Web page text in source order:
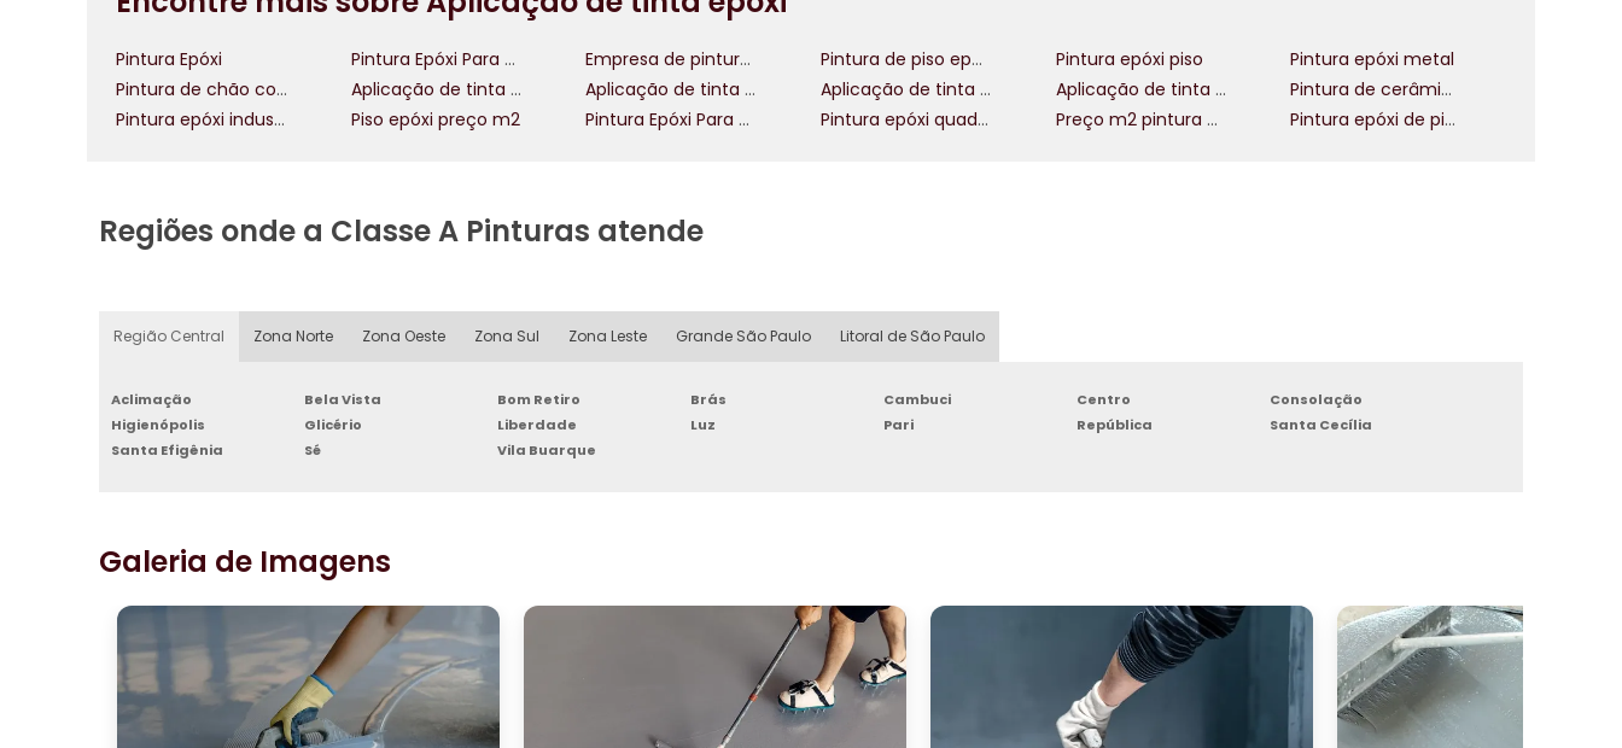
Pintura Epóxi Pintura Epóxi Para Pisos Empresa de pintura epóxi Pintura de piso epóxi Pintura epóxi piso
Pintura epóxi metal
Pintura de chão com tinta epóxi
Aplicação de tinta epóxi Aplicação de tinta epóxi em azulejos Aplicação de tinta epóxi em pisos Aplicação de tinta epóxi no piso
Pintura de cerâmica com tinta epóxi
Pintura epóxi industrial
Piso epóxi preço m2 Pintura Epóxi Para Garagem Pintura epóxi quadra poliesportiva Preço m2 pintura epóxi de piso Pintura epóxi de piso
Regiões onde a Classe A Pinturas atende
Região Central Zona Norte Zona Oeste Zona Sul Zona Leste Grande São Paulo Litoral de São Paulo
Aclimação Bela Vista Bom Retiro Brás Cambuci Centro
Consolação
Higienópolis
Glicério Liberdade Luz Pari República
Santa Cecília
Santa Efigênia
Sé Vila Buarque
Galeria de Imagens